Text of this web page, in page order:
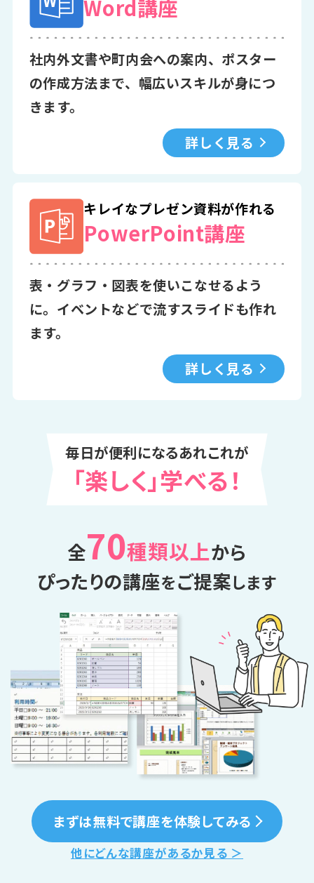
Word講座
社内外文書や町内会への案内、ポスター
の作成方法まで、幅広いスキルが身につ
きます。
詳しく見る
キレイなプレゼン資料が作れる
PowerPoint講座
表・グラフ・図表を使いこなせるよう
に。イベントなどで流すスライドも作れ
ます。
詳しく見る
毎日が便利になるあれこれが
「楽しく」学べる！
全70種類以上から
ぴったりの講座をご提案します
まずは無料で講座を体験してみる
他にどんな講座があるか見る ＞